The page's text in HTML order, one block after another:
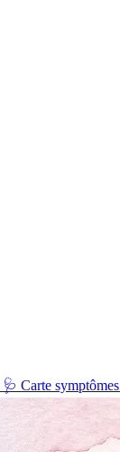
🩺 Carte symptômes